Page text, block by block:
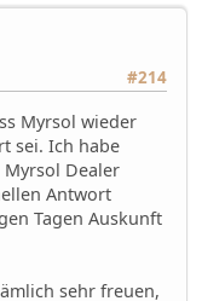
#214
Myrsol wieder
sei. Ich habe
Dealer
Antwort
Tagen Auskunft
sehr freuen,